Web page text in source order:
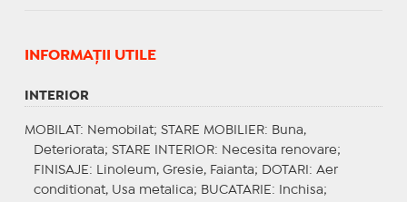
INFORMAŢII UTILE
INTERIOR
MOBILAT : Nemobilat; STARE MOBILIER: Buna,
Deteriorata; STARE INTERIOR: Necesita renovare;
FINISAJE : Linoleum, Gresie, Faianta; DOTARI : Aer
conditionat, Usa metalica; BUCATARIE : Inchisa;